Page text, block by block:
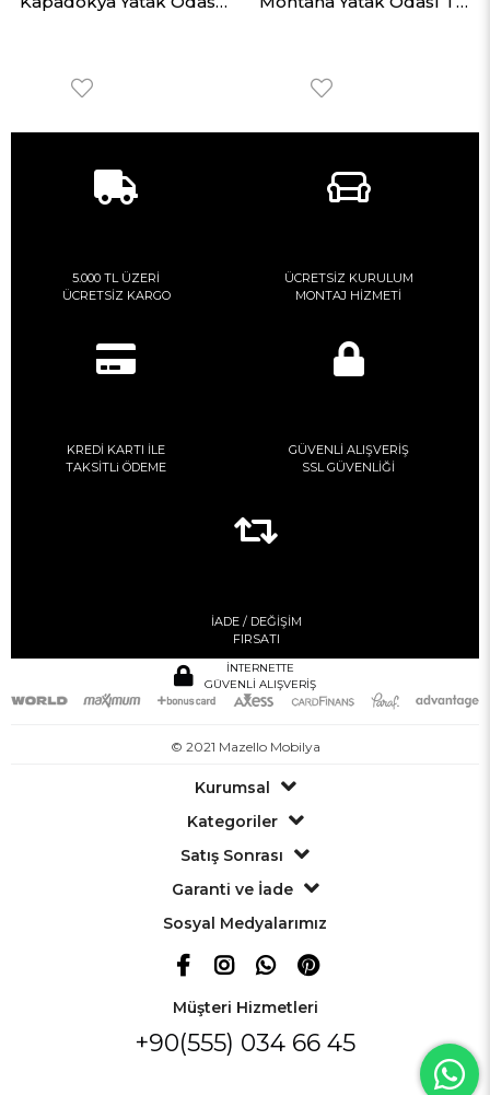
5.000 TL ÜZERİ
ÜCRETSİZ KARGO
ÜCRETSİZ KURULUM
MONTAJ HİZMETİ
KREDİ KARTI İLE
TAKSİTLi ÖDEME
GÜVENLİ ALIŞVERİŞ
SSL GÜVENLİĞİ
İADE / DEĞİŞİM
FIRSATI
İNTERNETTE
GÜVENLİ ALIŞVERİŞ
© 2021 Mazello Mobilya
Kurumsal
Kategoriler
Satış Sonrası
Garanti ve İade
Sosyal Medyalarımız
Müşteri Hizmetleri
+90(555) 034 66 45